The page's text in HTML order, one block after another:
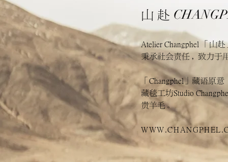
山 赴
Atelier Changphel 「山
秉承社会责任，致力于
「Changphel」藏语原
藏毯工坊Studio
贵羊毛。